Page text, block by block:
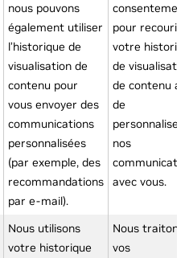
nous pouvons
également utiliser
l’historique de
visualisation de
contenu pour
vous envoyer des
communications
personnalisées
(par exemple, des
recommandations
par e-mail).
consentement
pour recourir
votre
de
de contenu
de
personnaliser
nos
avec vous.
Nous utilisons
votre historique
Nous traitons
vos